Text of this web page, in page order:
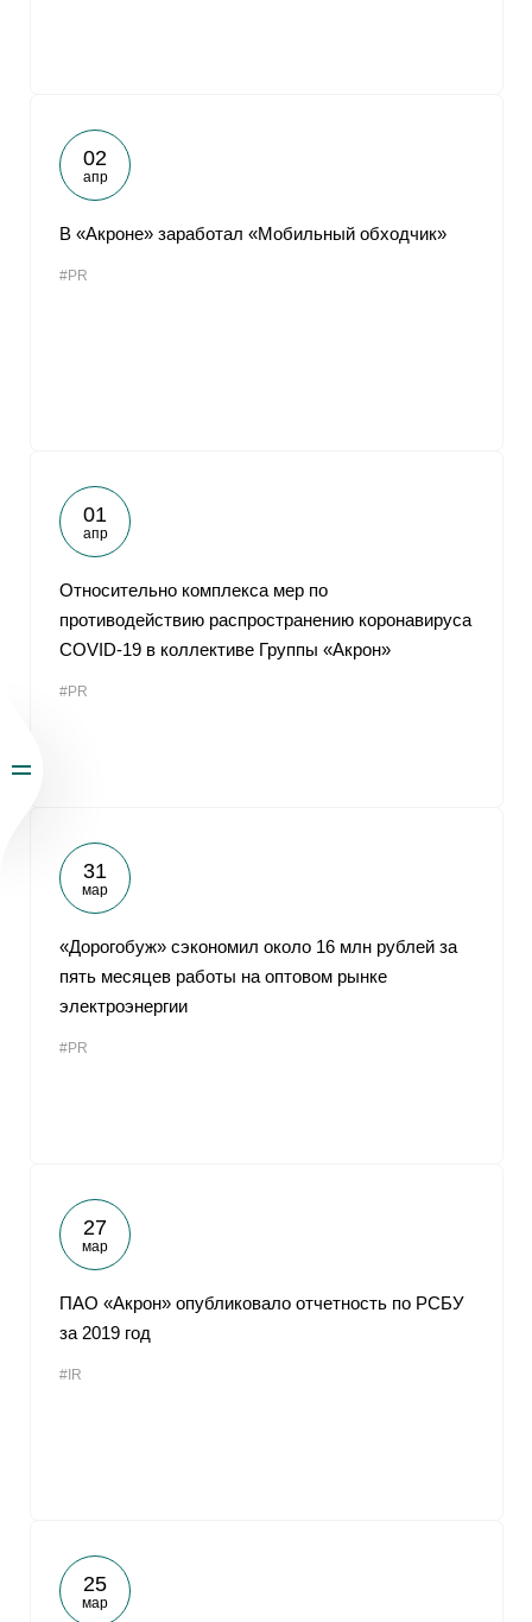
02
апр
В «Акроне» заработал «Мобильный обходчик»
#PR
01
апр
Относительно комплекса мер по
противодействию распространению коронавируса
COVID-19 в коллективе Группы «Акрон»
#PR
31
мар
«Дорогобуж» сэкономил около 16 млн рублей за
пять месяцев работы на оптовом рынке
электроэнергии
#PR
27
мар
ПАО «Акрон» опубликовало отчетность по РСБУ
за 2019 год
#IR
25
мар